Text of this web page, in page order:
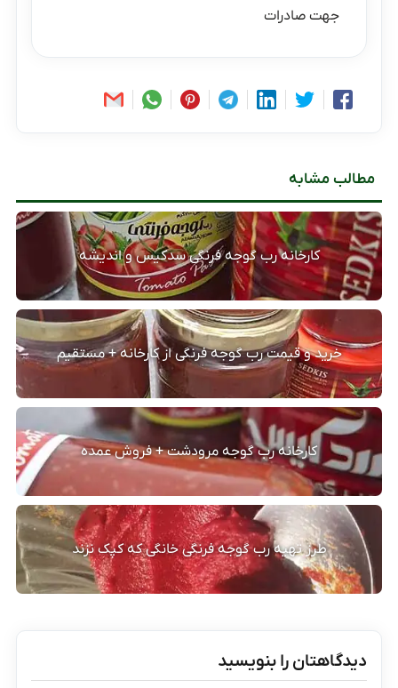
جهت صادرات
مطالب مشابه
کارخانه رب گوجه فرنگی سدکیس و اندیشه
خرید و قیمت رب گوجه فرنگی از کارخانه + مستقیم
کارخانه رب گوجه مرودشت + فروش عمده
طرز تهیه رب گوجه فرنگی خانگی که کپک نزند
دیدگاهتان را بنویسید